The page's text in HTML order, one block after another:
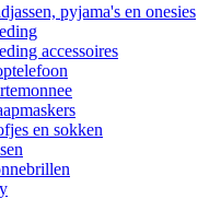
pyjama's en onesies
accessoires
en sokken